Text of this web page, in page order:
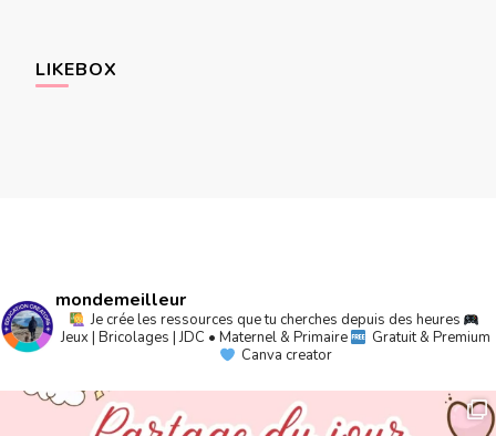
LIKEBOX
mondemeilleur
Je crée les ressources que tu cherches depuis des heures
Jeux | Bricolages | JDC • Maternel & Primaire
Gratuit & Premium
Canva creator